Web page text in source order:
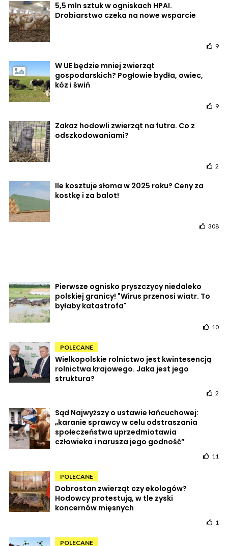
5,5 mln sztuk w ogniskach HPAI.
Drobiarstwo czeka na nowe wsparcie
9
W UE będzie mniej zwierząt
gospodarskich? Pogłowie bydła, owiec,
kóz i świń
9
Zakaz hodowli zwierząt na futra. Co z
odszkodowaniami?
2
Ile kosztuje słoma w 2025 roku? Ceny za
kostkę i za balot!
308
Pierwsze ognisko pryszczycy niedaleko
polskiej granicy! "Wirus przenosi wiatr. To
byłaby katastrofa"
10
POLECANE
Wielkopolskie rolnictwo jest kwintesencją
rolnictwa krajowego. Jaka jest jego
struktura?
2
Sąd Najwyższy o ustawie łańcuchowej:
„karanie sprawcy w celu odstraszania
społeczeństwa uprzedmiotawia
człowieka i narusza jego godność”
11
POLECANE
Dobrostan zwierząt czy ekologów?
Hodowcy protestują, w tle zyski
koncernów mięsnych
1
POLECANE